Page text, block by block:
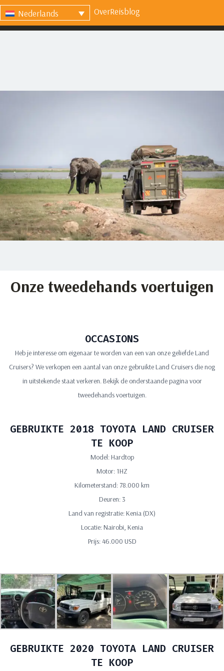
Nederlands OverReisblog
Onze tweedehands voertuigen
OCCASIONS
Heb je interesse om eigenaar te worden van een van onze geliefde Land
Cruisers? We verkopen een aantal van onze gebruikte Land Cruisers die nog
in uitstekende staat verkeren. Bekijk de onderstaande pagina voor
tweedehands voertuigen.
GEBRUIKTE 2018 TOYOTA LAND CRUISER
TE KOOP
Model: Hardtop
Motor: 1HZ
Kilometerstand: 78.000 km
Deuren: 3
Land van registratie: Kenia (DX)
Locatie: Nairobi, Kenia
Prijs: 46.000 USD
GEBRUIKTE 2020 TOYOTA LAND CRUISER
TE KOOP